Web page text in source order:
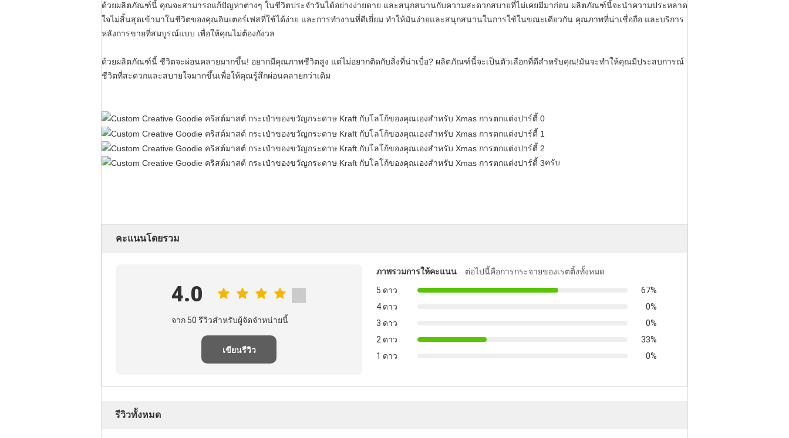
ด้วยผลิตภัณฑ์นี้ คุณจะสามารถแก้ปัญหาต่างๆ ในชีวิตประจําวันได้อย่างง่ายดาย และสนุกสนานกับความสะดวกสบายที่ไม่เคยมีมาก่อน ผลิตภัณฑ์นี้จะนําความประหลาด
ใจไม่สิ้นสุดเข้ามาในชีวิตของคุณอินเตอร์เฟสที่ใช้ได้ง่าย และการทํางานที่ดีเยี่ยม ทําให้มันง่ายและสนุกสนานในการใช้ในขณะเดียวกัน คุณภาพที่น่าเชื่อถือ และบริการ
หลังการขายที่สมบูรณ์แบบ เพื่อให้คุณไม่ต้องกังวล
ด้วยผลิตภัณฑ์นี้ ชีวิตจะผ่อนคลายมากขึ้น! อยากมีคุณภาพชีวิตสูง แต่ไม่อยากติดกับสิ่งที่น่าเบื่อ? ผลิตภัณฑ์นี้จะเป็นตัวเลือกที่ดีสําหรับคุณ!มันจะทําให้คุณมีประสบการณ์
ชีวิตที่สะดวกและสบายใจมากขึ้นเพื่อให้คุณรู้สึกผ่อนคลายกว่าเดิม
ครับ
คะแนนโดยรวม
4.0
จาก 50 รีวิวสําหรับผู้จัดจําหน่ายนี้
เขียนรีวิว
ภาพรวมการให้คะแนน
ต่อไปนี้คือการกระจายของเรตติ้งทั้งหมด
5 ดาว
67%
4 ดาว
0%
3 ดาว
0%
2 ดาว
33%
1 ดาว
0%
รีวิวทั้งหมด